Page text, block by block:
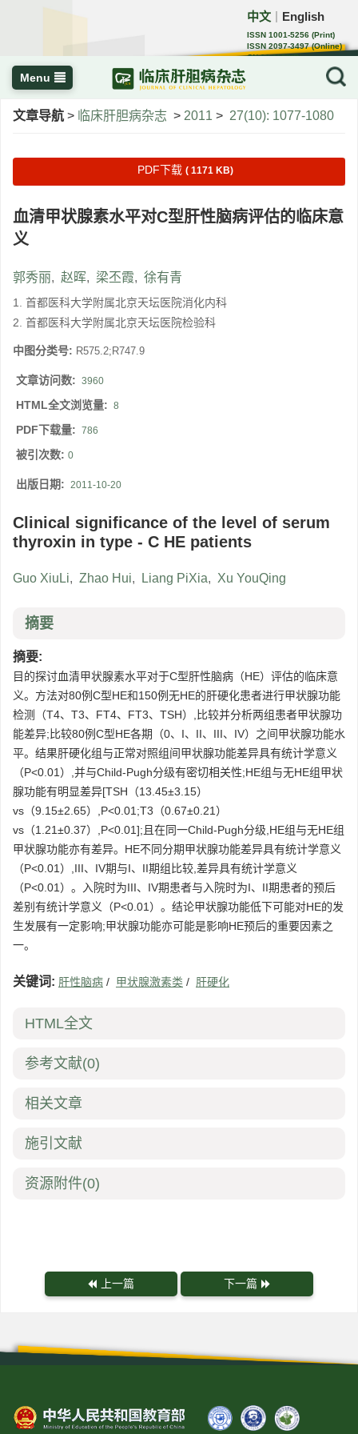
中文 English
ISSN 1001-5256 (Print)
ISSN 2097-3497 (Online)
CN 22-1108/R
Menu
文章导航 > 临床肝胆病杂志 > 2011 > 27(10): 1077-1080
PDF下载 ( 1171 KB)
血清甲状腺素水平对C型肝性脑病评估的临床意
义
郭秀丽, 赵晖, 梁丕霞, 徐有青
1. 首都医科大学附属北京天坛医院消化内科
2. 首都医科大学附属北京天坛医院检验科
中图分类号: R575.2;R747.9
文章访问数: 3960
HTML全文浏览量: 8
PDF下载量: 786
被引次数: 0
出版日期: 2011-10-20
Clinical significance of the level of serum
thyroxin in type - C HE patients
Guo XiuLi, Zhao Hui, Liang PiXia, Xu YouQing
摘要
摘要:
目的探讨血清甲状腺素水平对于C型肝性脑病（HE）评估的临床意
义。方法对80例C型HE和150例无HE的肝硬化患者进行甲状腺功能
检测（T4、T3、FT4、FT3、TSH）,比较并分析两组患者甲状腺功
能差异;比较80例C型HE各期（0、I、II、III、IV）之间甲状腺功能水
平。结果肝硬化组与正常对照组间甲状腺功能差异具有统计学意义
（P<0.01）,并与Child-Pugh分级有密切相关性;HE组与无HE组甲状
腺功能有明显差异[TSH（13.45±3.15）
vs（9.15±2.65）,P<0.01;T3（0.67±0.21）
vs（1.21±0.37）,P<0.01];且在同一Child-Pugh分级,HE组与无HE组
甲状腺功能亦有差异。HE不同分期甲状腺功能差异具有统计学意义
（P<0.01）,III、IV期与I、II期组比较,差异具有统计学意义
（P<0.01）。入院时为III、IV期患者与入院时为I、II期患者的预后
差别有统计学意义（P<0.01）。结论甲状腺功能低下可能对HE的发
生发展有一定影响;甲状腺功能亦可能是影响HE预后的重要因素之
一。
关键词: 肝性脑病 / 甲状腺激素类 / 肝硬化
HTML全文
参考文献(0)
相关文章
施引文献
资源附件(0)
上一篇 下一篇